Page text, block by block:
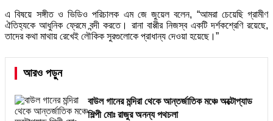
এ বিষয়ে সঙ্গীত ও ভিডিও পরিচালক এম জে জুয়েল বলেন, “আমরা চেয়েছি গ্রামীণ
ঐতিহ্যকে আধুনিক ফ্রেমে বন্দী করতে। রানা বাপ্পীর নিজস্ব একটি দর্শকশ্রেণি রয়েছে,
তাদের কথা মাথায় রেখেই লৌকিক সুরগুলোকে প্রাধান্য দেওয়া হয়েছে।”
আরও পড়ুন
বাউল গানের মন্দিরা থেকে আন্তর্জাতিক মঞ্চে অক্টোপ্যাড
শিল্পী মোঃ রাজুর অনন্য পথচলা